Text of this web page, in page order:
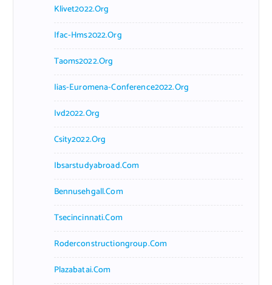
Klivet2022.org
Ifac-Hms2022.org
Taoms2022.org
Iias-Euromena-Conference2022.org
Ivd2022.org
Csity2022.org
Ibsarstudyabroad.com
Bennusehgall.com
Tsecincinnati.com
Roderconstructiongroup.com
Plazabatai.com